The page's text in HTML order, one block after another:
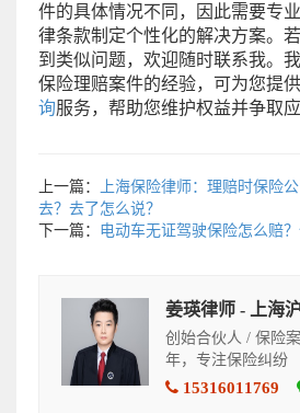
件的具体情况不同，因此需要专
律条款制定个性化的解决方案。
到类似问题，欢迎随时联系我。
保险理赔案件的经验，可为您提
询服务，帮助您维护权益并争取应
上一篇：
上海保险律师：理赔时保险
去？去了怎么说？
下一篇：
电动车无证驾驶保险怎么赔
姜瑛律师 - 上海
创始合伙人 / 保险
年，专注保险纠纷
15316011769